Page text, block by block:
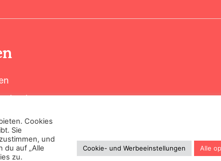
kennen
Geschäftsbedingungen Cookie- und Werbeeinstellungen
Cookies
Sie
und
du auf „Alle
zu.
Cookie- und Werbeeinstellungen Alle